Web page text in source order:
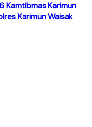
KamtibmasKarimun
KarimunWaisak